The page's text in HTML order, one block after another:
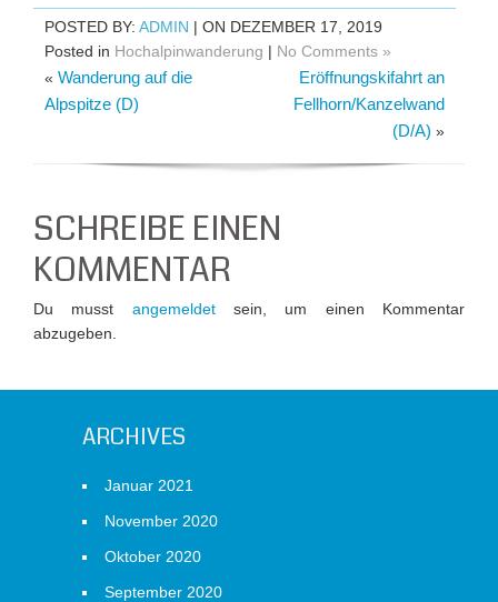
POSTED BY: ADMIN | ON DEZEMBER 17, 2019
Posted in Hochalpinwanderung | No Comments »
« Wanderung auf die
Alpspitze (D)
Eröffnungskifahrt an
Fellhorn/Kanzelwand
(D/A) »
SCHREIBE EINEN
KOMMENTAR
Du musst angemeldetsein, um einen Kommentar
abzugeben.
ARCHIVES
Januar 2021
November 2020
Oktober 2020
September 2020